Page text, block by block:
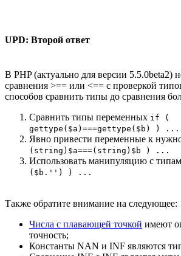
UPD: Второй ответ
В PHP (актуально для версии 5.5.0beta2)
сравнения >== или <== с проверкой
способов сравнить типы до сравнения
Сравнить типы переменных if (
gettype($a)===gettype($b) ) ...
Явно привести переменные к
(string)$a===(string)$b ) ...
Использовать манипуляцию с
($b.'') ) ...
Также обратите внимание на следующее:
Числа с плавающей точкой имеют
точность;
Константы NAN и INF являются